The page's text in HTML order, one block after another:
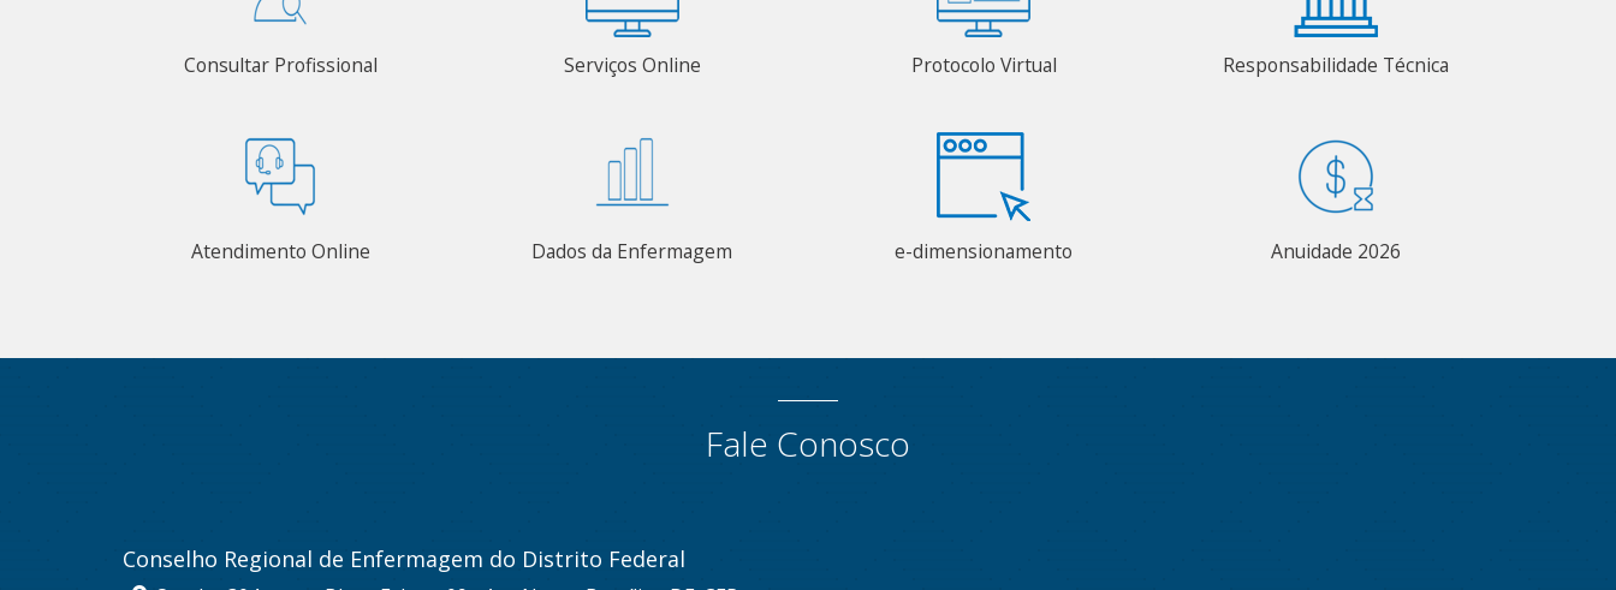
Consultar Profissional Serviços Online Protocolo Virtual Responsabilidade Técnica
Atendimento Online Dados da Enfermagem e-dimensionamento Anuidade 2026
Fale Conosco
Conselho Regional de Enfermagem do Distrito Federal